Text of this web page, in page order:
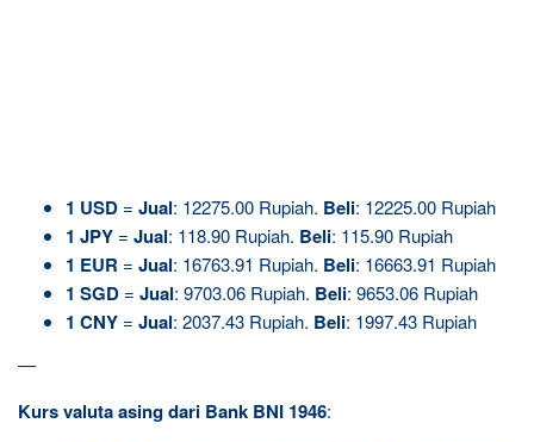
1 USD = Jual: 12275.00 Rupiah. Beli: 12225.00 Rupiah
1 JPY = Jual: 118.90 Rupiah. Beli: 115.90 Rupiah
1 EUR = Jual: 16763.91 Rupiah. Beli: 16663.91 Rupiah
1 SGD = Jual: 9703.06 Rupiah. Beli: 9653.06 Rupiah
1 CNY = Jual: 2037.43 Rupiah. Beli: 1997.43 Rupiah
—
Kurs valuta asing dari Bank BNI 1946: